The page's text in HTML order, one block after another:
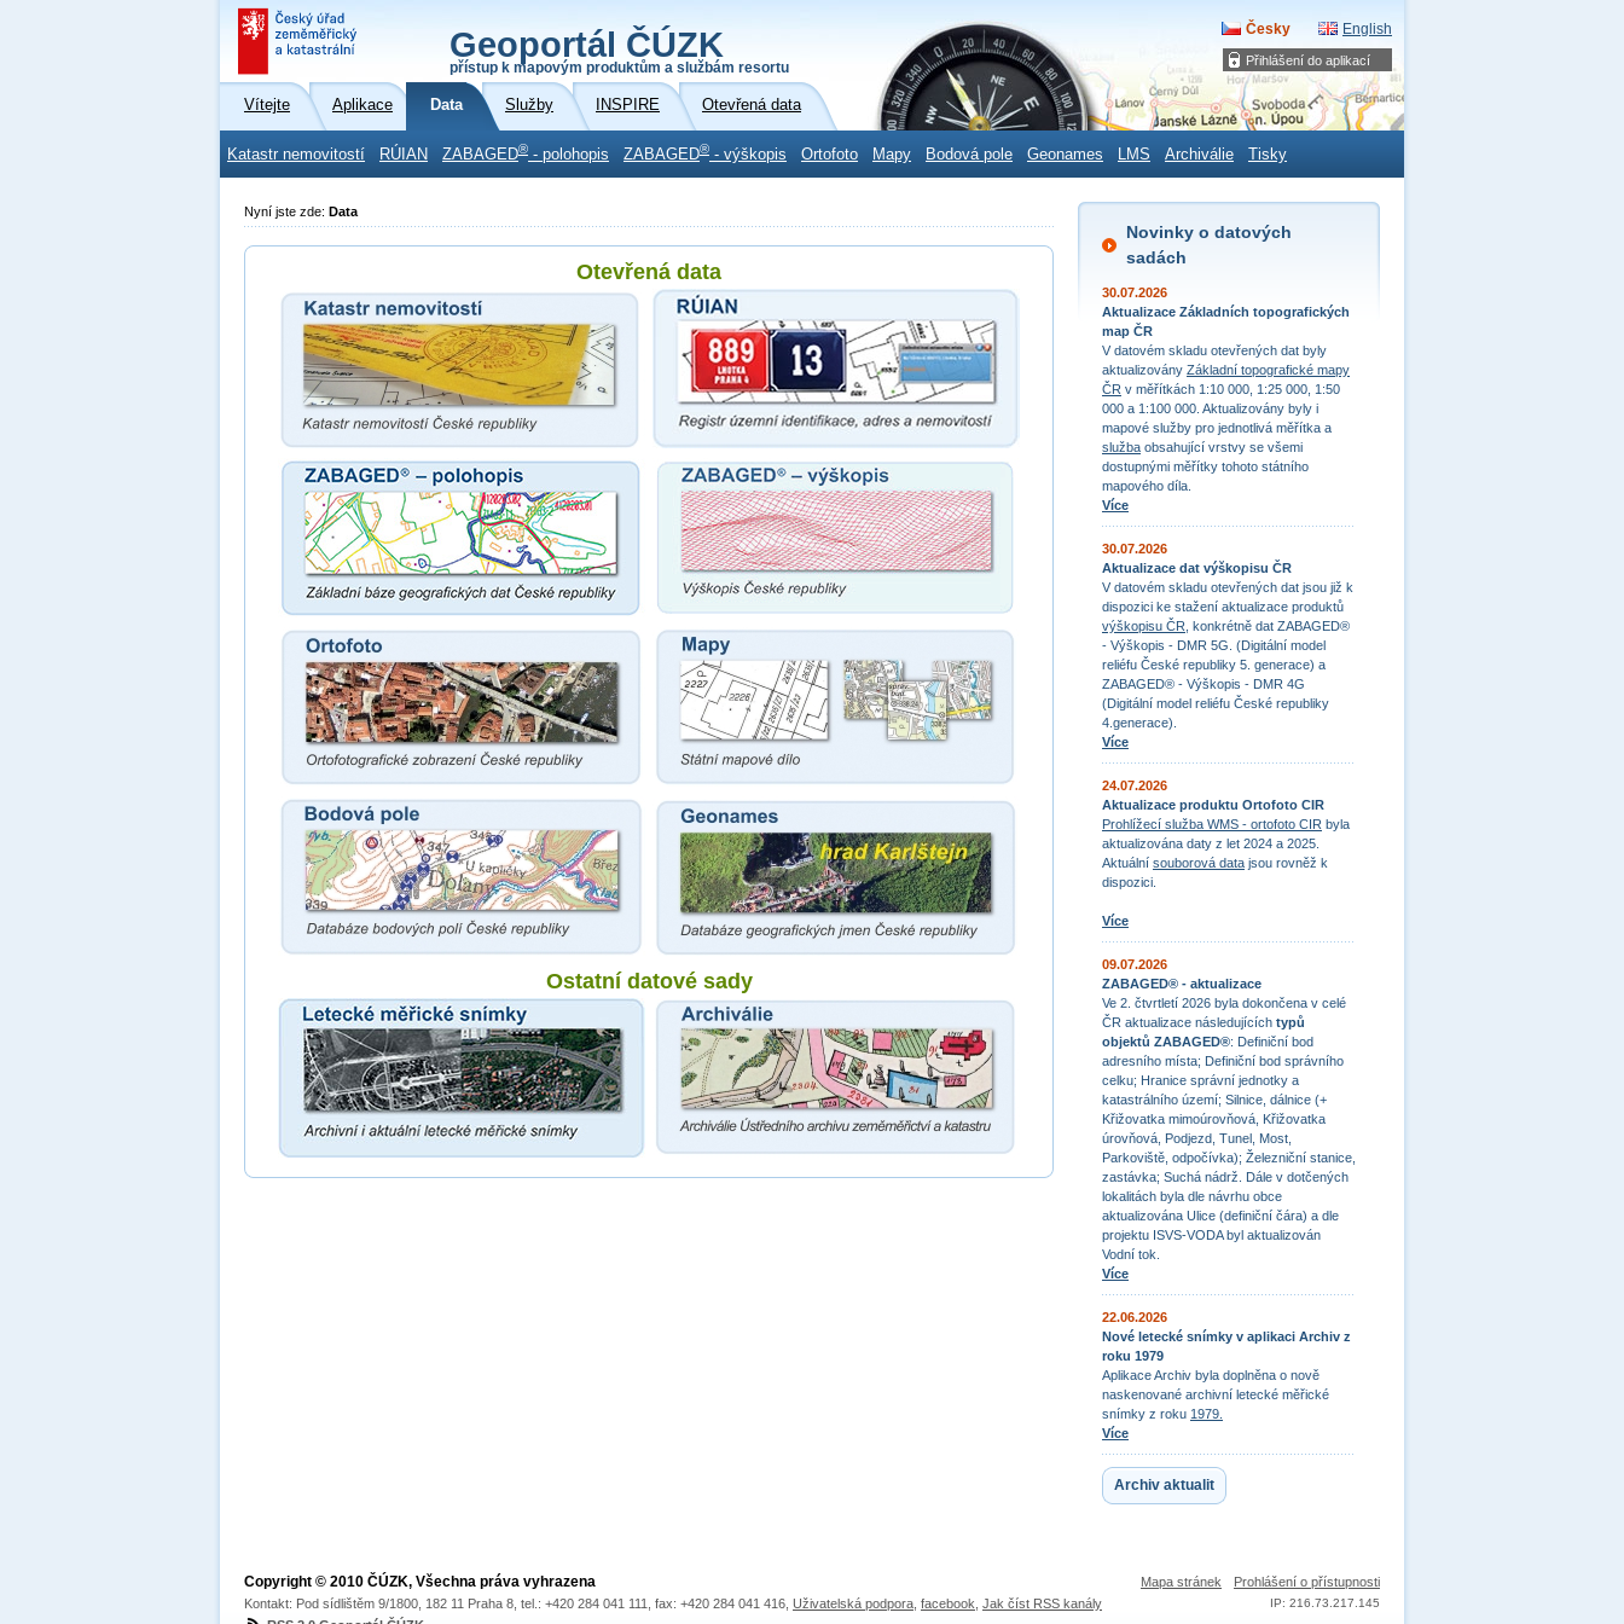
Přihlášení do aplikací
Geoportál ČÚZK
přístup k mapovým produktům a službám resortu
Česky English
Vítejte Aplikace Data Služby INSPIRE Otevřená data
Katastr nemovitostí RÚIAN ZABAGED® - polohopis ZABAGED® - výškopis Ortofoto Mapy Bodová pole Geonames LMS Archiválie Tisky
Novinky o datových
sadách
30.07.2026
Aktualizace Základních topografických
map ČR
V datovém skladu otevřených dat byly
aktualizovány Základní topografické mapy
ČR v měřítkách 1:10 000, 1:25 000, 1:50
000 a 1:100 000. Aktualizovány byly i
mapové služby pro jednotlivá měřítka a
služba obsahující vrstvy se všemi
dostupnými měřítky tohoto státního
mapového díla.
Více
30.07.2026
Aktualizace dat výškopisu ČR
V datovém skladu otevřených dat jsou již k
dispozici ke stažení aktualizace produktů
výškopisu ČR , konkrétně dat ZABAGED®
- Výškopis - DMR 5G. (Digitální model
reliéfu České republiky 5. generace) a
ZABAGED® - Výškopis - DMR 4G
(Digitální model reliéfu České republiky
4.generace).
Více
24.07.2026
Aktualizace produktu Ortofoto CIR
Prohlížecí služba WMS - ortofoto CIR byla
aktualizována daty z let 2024 a 2025.
Aktuální souborová data jsou rovněž k
dispozici.
Více
09.07.2026
ZABAGED® - aktualizace
Ve 2. čtvrtletí 2026 byla dokončena v celé
ČR aktualizace následujících typů
objektů ZABAGED®: Definiční bod
adresního místa; Definiční bod správního
celku; Hranice správní jednotky a
katastrálního území; Silnice, dálnice (+
Křižovatka mimoúrovňová, Křižovatka
úrovňová, Podjezd, Tunel, Most,
Parkoviště, odpočívka); Železniční stanice,
zastávka; Suchá nádrž. Dále v dotčených
lokalitách byla dle návrhu obce
aktualizována Ulice (definiční čára) a dle
projektu ISVS-VODA byl aktualizován
Vodní tok.
Více
22.06.2026
Nové letecké snímky v aplikaci Archiv z
roku 1979
Aplikace Archiv byla doplněna o nově
naskenované archivní letecké měřické
snímky z roku 1979.
Více
Archiv aktualit
Nyní jste zde: Data
Otevřená data
Ostatní datové sady
Mapa stránek Prohlášení o přístupnosti
IP: 216.73.217.145
Copyright © 2010 ČÚZK, Všechna práva vyhrazena
Kontakt: Pod sídlištěm 9/1800, 182 11 Praha 8, tel.: +420 284 041 111, fax: +420 284 041 416, Uživatelská podpora facebook Jak číst RSS kanály